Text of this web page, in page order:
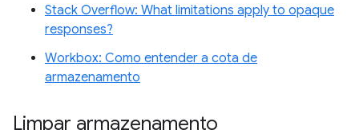
Stack Overflow: What limitations apply to opaque
responses?
Workbox: Como entender a cota de
armazenamento
Limpar armazenamento